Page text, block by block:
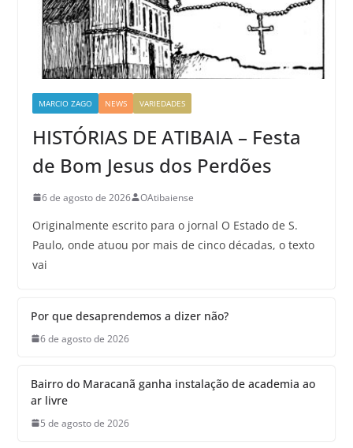
MARCIO ZAGO NEWS VARIEDADES
HISTÓRIAS DE ATIBAIA – Festa
de Bom Jesus dos Perdões
6 de agosto de 2026 OAtibaiense
Originalmente escrito para o jornal O Estado de S.
Paulo, onde atuou por mais de cinco décadas, o texto
vai
Por que desaprendemos a dizer não?
6 de agosto de 2026
Bairro do Maracanã ganha instalação de academia ao
ar livre
5 de agosto de 2026